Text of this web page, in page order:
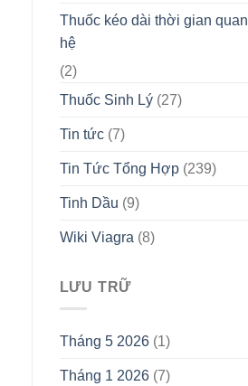
Thuốc kéo dài thời gian quan
hệ
(2)
Thuốc Sinh Lý(27)
Tin tức(7)
Tin Tức Tổng Hợp(239)
Tinh Dầu (9)
Wiki Viagra (8)
LƯU TRỮ
Tháng 5 2026(1)
Tháng 1 2026(7)